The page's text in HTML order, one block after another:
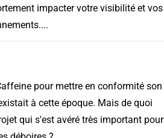
impacter votre visibilité et vos
pour mettre en conformité son
à cette époque. Mais de quoi
qui s'est avéré très important pour